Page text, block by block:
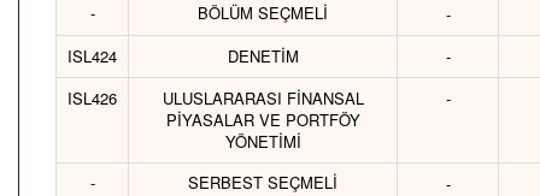
-
BÖLÜM SEÇMELİ -
ISL424
DENETİM -
ISL426
ULUSLARARASI FİNANSAL
PİYASALAR VE PORTFÖY
YÖNETİMİ
-
- SERBEST SEÇMELİ -